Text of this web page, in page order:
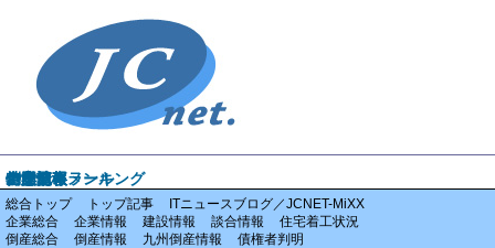
ホーム
企業情報
倒産情報
全国情報
特集記事
アクセスランキング
ご意見・メール
総合トップ トップ記事
ITニュースブログ／JCNET-MiXX
企業総合
企業情報 建設情報 談合情報
住宅着工状況
倒産総合
倒産情報 九州倒産情報
債権者判明